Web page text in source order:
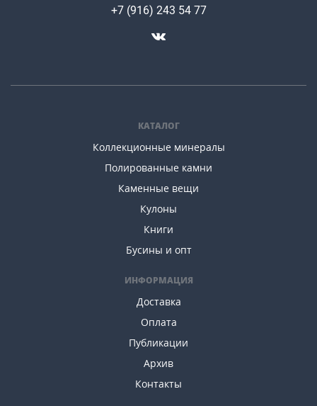
КАТАЛОГ
Коллекционные минералы
Полированные камни
Каменные вещи
Кулоны
Книги
Бусины и опт
ИНФОРМАЦИЯ
Доставка
Оплата
Публикации
Архив
Контакты
+7 (916) 243 54 77